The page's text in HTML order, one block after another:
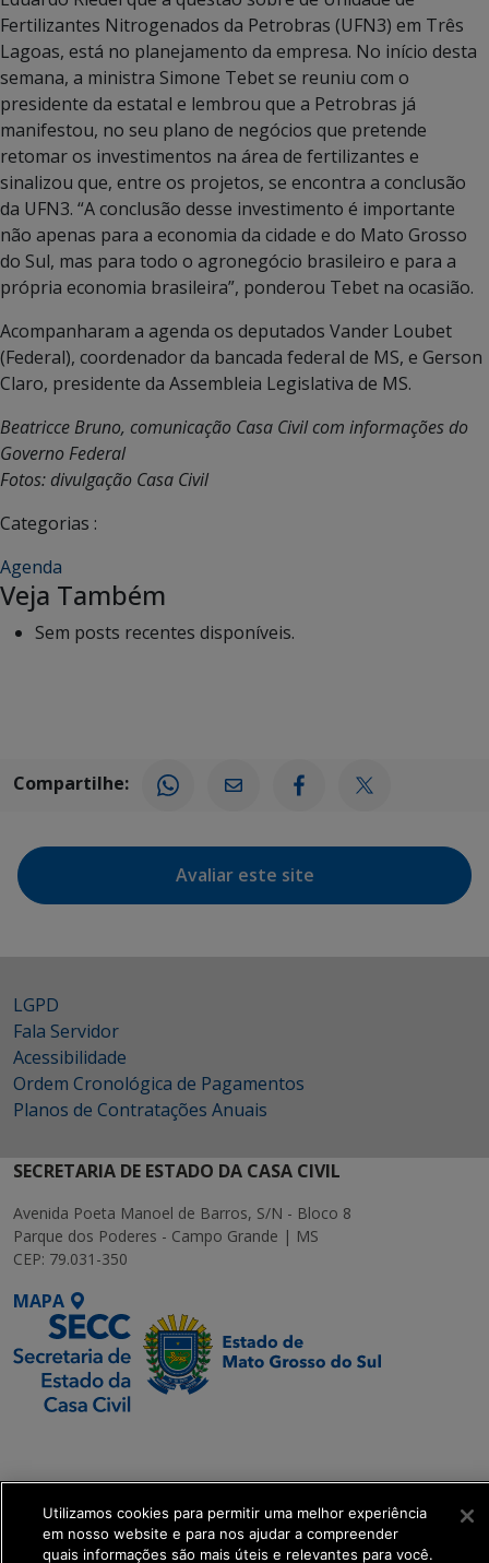
Fertilizantes Nitrogenados da Petrobras (UFN3) em Três
Lagoas, está no planejamento da empresa. No início desta
semana, a ministra Simone Tebet se reuniu com o
presidente da estatal e lembrou que a Petrobras já
manifestou, no seu plano de negócios que pretende
retomar os investimentos na área de fertilizantes e
sinalizou que, entre os projetos, se encontra a conclusão
da UFN3. “A conclusão desse investimento é importante
não apenas para a economia da cidade e do Mato Grosso
do Sul, mas para todo o agronegócio brasileiro e para a
própria economia brasileira”, ponderou Tebet na ocasião.
Acompanharam a agenda os deputados Vander Loubet
(Federal), coordenador da bancada federal de MS, e Gerson
Claro, presidente da Assembleia Legislativa de MS.
Beatricce Bruno, comunicação Casa Civil com informações do
Governo Federal
Fotos: divulgação Casa Civil
Categorias :
Agenda
Veja Também
Sem posts recentes disponíveis.
Compartilhe:
Avaliar este site
LGPD
Fala Servidor
Acessibilidade
Ordem Cronológica de Pagamentos
Planos de Contratações Anuais
SECRETARIA DE ESTADO DA CASA CIVIL
Avenida Poeta Manoel de Barros, S/N - Bloco 8
Parque dos Poderes - Campo Grande | MS
CEP: 79.031-350
MAPA
Transformação Digital
get_footer();
Utilizamos cookies para permitir uma melhor experiência
em nosso website e para nos ajudar a compreender
quais informações são mais úteis e relevantes para você.